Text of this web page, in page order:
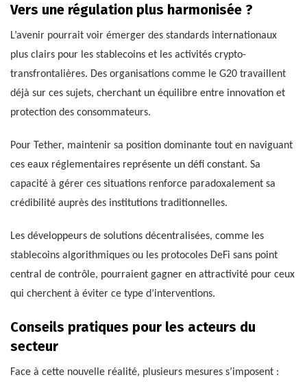
Vers une régulation plus harmonisée ?
L’avenir pourrait voir émerger des standards internationaux
plus clairs pour les stablecoins et les activités crypto-
transfrontalières. Des organisations comme le G20 travaillent
déjà sur ces sujets, cherchant un équilibre entre innovation et
protection des consommateurs.
Pour Tether, maintenir sa position dominante tout en naviguant
ces eaux réglementaires représente un défi constant. Sa
capacité à gérer ces situations renforce paradoxalement sa
crédibilité auprès des institutions traditionnelles.
Les développeurs de solutions décentralisées, comme les
stablecoins algorithmiques ou les protocoles DeFi sans point
central de contrôle, pourraient gagner en attractivité pour ceux
qui cherchent à éviter ce type d’interventions.
Conseils pratiques pour les acteurs du
secteur
Face à cette nouvelle réalité, plusieurs mesures s’imposent :